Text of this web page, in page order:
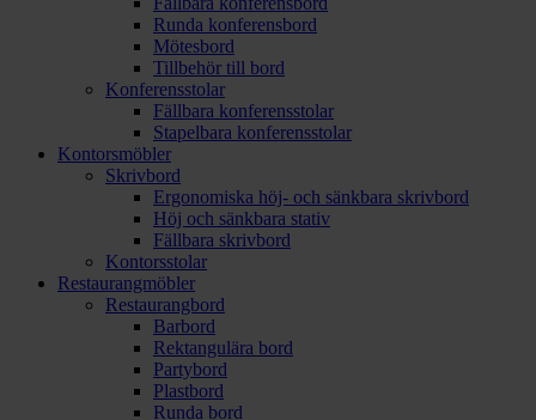
Runda konferensbord
Mötesbord
Tillbehör till bord
Konferensstolar
Fällbara konferensstolar
Stapelbara konferensstolar
Kontorsmöbler
Skrivbord
Ergonomiska höj- och sänkbara skrivbord
Höj och sänkbara stativ
Fällbara skrivbord
Kontorsstolar
Restaurangmöbler
Restaurangbord
Barbord
Rektangulära bord
Partybord
Plastbord
Runda bord